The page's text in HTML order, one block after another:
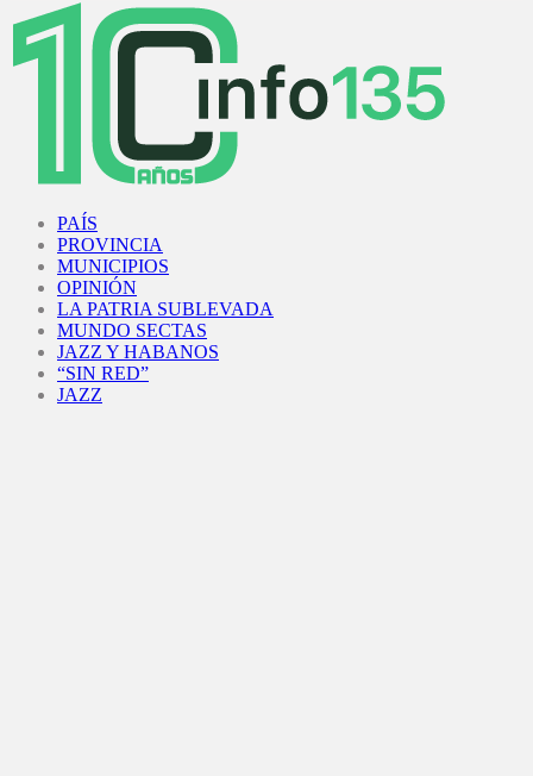
PAÍS
PROVINCIA
MUNICIPIOS
OPINIÓN
LA PATRIA SUBLEVADA
MUNDO SECTAS
JAZZ Y HABANOS
“SIN RED”
JAZZ